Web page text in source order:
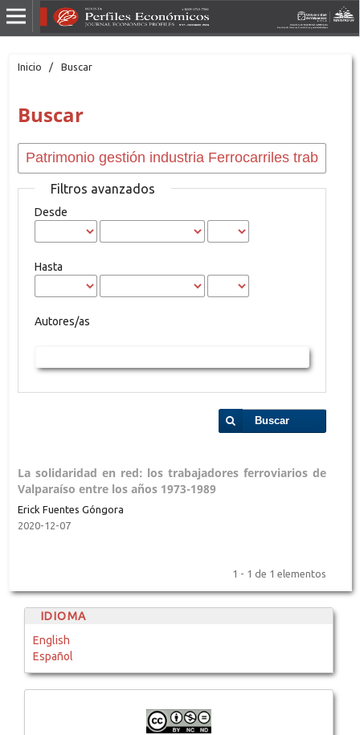
Inicio / Buscar
Buscar
Filtros avanzados
Desde
Hasta
Autores/as
Buscar
La solidaridad en red: los trabajadores ferroviarios de
Valparaíso entre los años 1973-1989
Erick Fuentes Góngora
2020-12-07
1 - 1 de 1 elementos
IDIOMA
English
Español